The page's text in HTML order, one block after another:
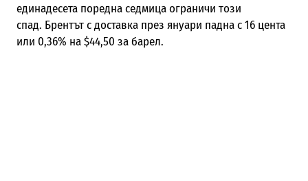
единадесета поредна седмица ограничи този
спад. Брентът с доставка през януари падна с 16 цента
или 0,36% на $44,50 за барел.